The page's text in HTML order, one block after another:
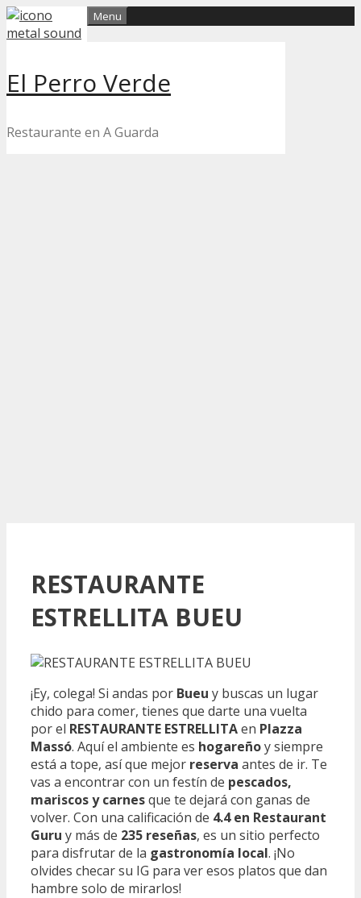
Skip
to
El Perro Verde
Restaurante en A Guarda
Menu
RESTAURANTE
ESTRELLITA BUEU
¡Ey, colega! Si andas por Bueu y buscas un lugar
chido para comer, tienes que darte una vuelta
por el RESTAURANTE ESTRELLITAen Plazza
Massó. Aquí el ambiente es hogareñoy siempre
está a tope, así que mejor reserva antes de ir. Te
vas a encontrar con un festín de pescados,
mariscos y carnesque te dejará con ganas de
volver. Con una calificación de 4.4 en Restaurant
Guru y más de 235 reseñas, es un sitio perfecto
para disfrutar de la gastronomía local. ¡No
olvides checar su IG para ver esos platos que dan
hambre solo de mirarlos!